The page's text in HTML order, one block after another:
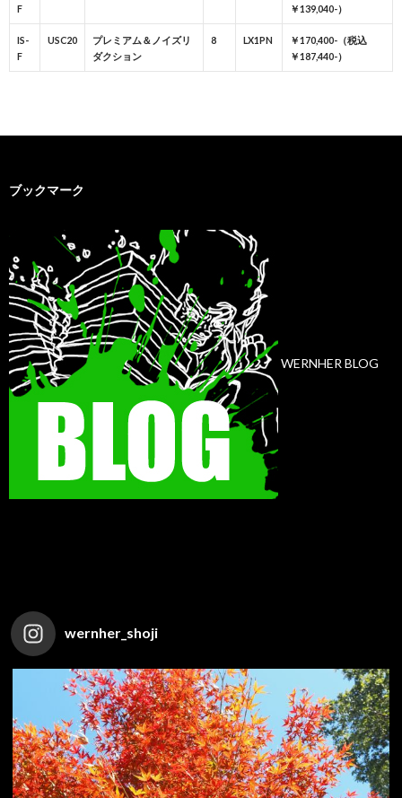
F
￥139,040-）
IS-
F
USC20
プレミアム＆ノイズリ
ダクション
8 LX1PN
￥170,400-（税込
￥187,440-）
ブックマーク
WERNHER BLOG
wernher_shoji